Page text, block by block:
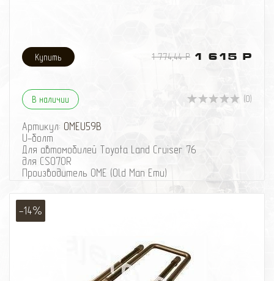
1 774,44 Р 1 615 Р
В наличии (0)
Артикул: OMEU59B
U-болт
Для автомобилей Toyota Land Cruiser 76
для CS070R
Производитель OME (Old Man Emu)
-14%